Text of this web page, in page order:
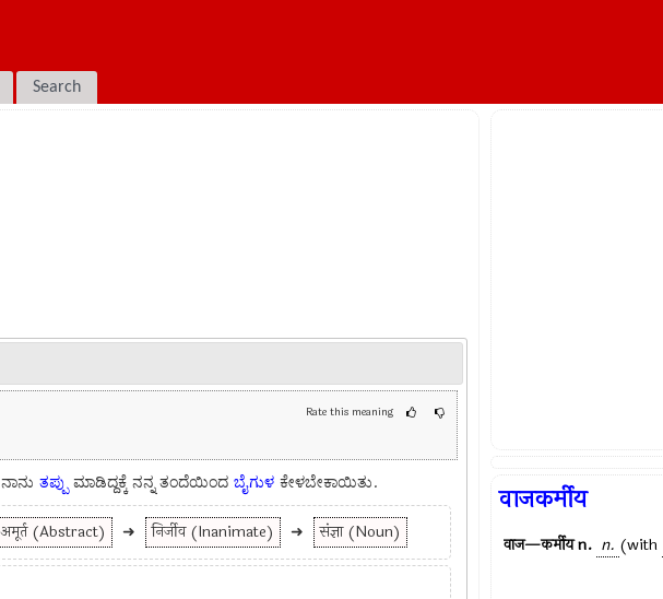
Search
Rate this meaning
ನಾನು ತಪ್ಪುಮಾಡಿದ್ದಕ್ಕೆ ನನ್ನ ತಂದೆಯಿಂದ ಬೈಗುಳ ಕೇಳಬೇಕಾಯಿತು.
अमूर्त (Abstract) ➜ निर्जीव (Inanimate) ➜ संज्ञा (Noun)
वाजकर्मीय
वाज—कर्मीयn. n. (with